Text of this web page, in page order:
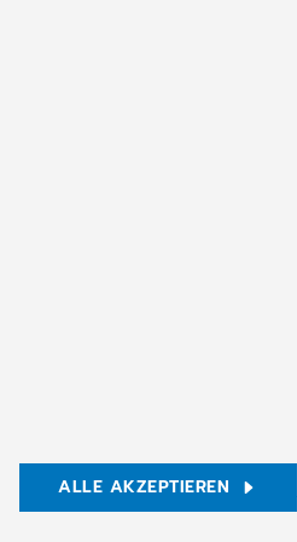
ALLE AKZEPTIEREN